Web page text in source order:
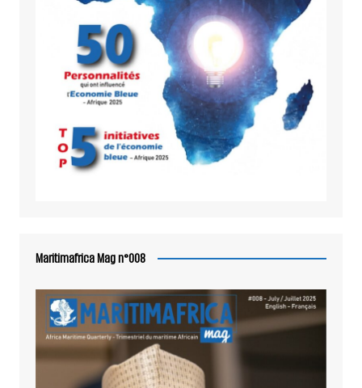
Maritimafrica Mag n°008